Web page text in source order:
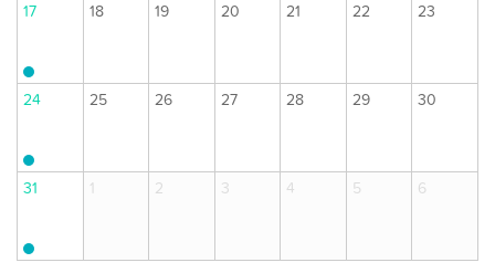
17 18 19 20 21 22 23
24 25 26 27 28 29 30
31 1 2 3 4 5 6